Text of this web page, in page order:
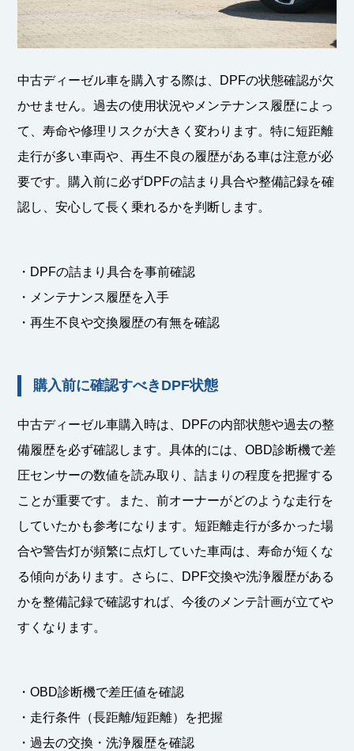
中古ディーゼル車を購入する際は、DPFの状態確認が欠
かせません。過去の使用状況やメンテナンス履歴によっ
て、寿命や修理リスクが大きく変わります。特に短距離
走行が多い車両や、再生不良の履歴がある車は注意が必
要です。購入前に必ずDPFの詰まり具合や整備記録を確
認し、安心して長く乗れるかを判断します。
・DPFの詰まり具合を事前確認
・メンテナンス履歴を入手
・再生不良や交換履歴の有無を確認
購入前に確認すべきDPF状態
中古ディーゼル車購入時は、DPFの内部状態や過去の整
備履歴を必ず確認します。具体的には、OBD診断機で差
圧センサーの数値を読み取り、詰まりの程度を把握する
ことが重要です。また、前オーナーがどのような走行を
していたかも参考になります。短距離走行が多かった場
合や警告灯が頻繁に点灯していた車両は、寿命が短くな
る傾向があります。さらに、DPF交換や洗浄履歴がある
かを整備記録で確認すれば、今後のメンテ計画が立てや
すくなります。
・OBD診断機で差圧値を確認
・走行条件（長距離/短距離）を把握
・過去の交換・洗浄履歴を確認